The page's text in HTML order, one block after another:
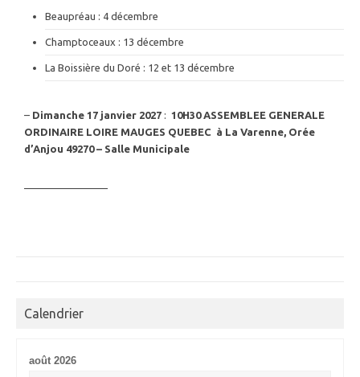
Beaupréau : 4 décembre
Champtoceaux : 13 décembre
La Boissière du Doré : 12 et 13 décembre
– Dimanche 17 janvier 2027 : 10H30 ASSEMBLEE GENERALE
ORDINAIRE LOIRE MAUGES QUEBEC à La Varenne, Orée
d’Anjou 49270 – Salle Municipale
————————
Calendrier
août 2026